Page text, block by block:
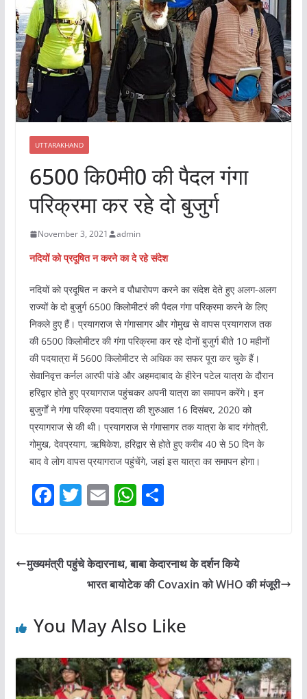
UTTARAKHAND
6500 कि0मी0 की पैदल गंगा
परिक्रमा कर रहे दो बुजुर्ग
November 3, 2021 admin
नदियों को प्रदूषित न करने का दे रहे संदेश
नदियों को प्रदूषित न करने व पौधारोपण करने का संदेश देते हुए अलग-अलग
राज्यों के दो बुजुर्ग 6500 किलोमीटरं की पैदल गंगा परिक्रमा करने के लिए
निकले हुए हैं। प्रयागराज से गंगासागर और गोमुख से वापस प्रयागराज तक
की 6500 किलोमीटर की गंगा परिक्रमा कर रहे दोनों बुजुर्ग बीते 10 महीनों
की पदयात्रा में 5600 किलोमीटर से अधिक का सफर पूरा कर चुके हैं।
सेवानिवृत्त कर्नल आरपी पांडे और अहमदाबाद के हीरेन पटेल यात्रा के दौरान
हरिद्वार होते हुए प्रयागराज पहुंचकर अपनी यात्रा का समापन करेंगे। इन
बुजुर्गों ने गंगा परिक्रमा पदयात्रा की शुरुआत 16 दिसंबर, 2020 को
प्रयागराज से की थी। प्रयागराज से गंगासागर तक यात्रा के बाद गंगोत्री,
गोमुख, देवप्रयाग, ऋषिकेश, हरिद्वार से होते हुए करीब 40 से 50 दिन के
बाद वे लोग वापस प्रयागराज पहुंचेंगे, जहां इस यात्रा का समापन होगा।
F
e
o
T
er
E
l
W
s
A
p
S
e
मुख्यमंत्री पहुंचे केदारनाथ, बाबा केदारनाथ के दर्शन किये
भारत बायोटेक की Covaxin को WHO की मंजूरी
You May Also Like